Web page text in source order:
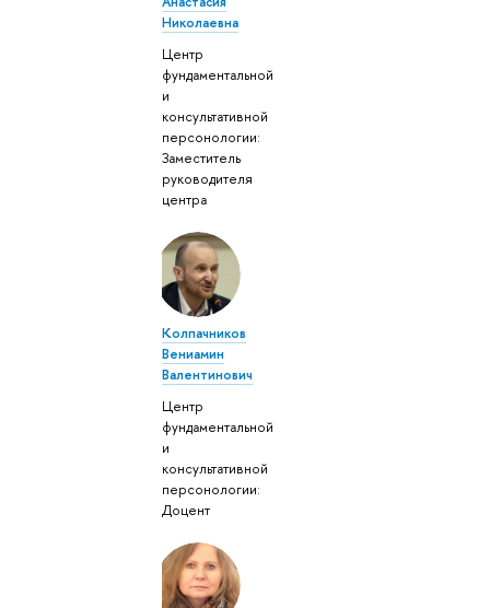
Николаевна
Центр
фундаментальной
и
консультативной
персонологии:
Заместитель
руководителя
центра
Колпачников
Вениамин
Валентинович
Центр
фундаментальной
и
консультативной
персонологии:
Доцент